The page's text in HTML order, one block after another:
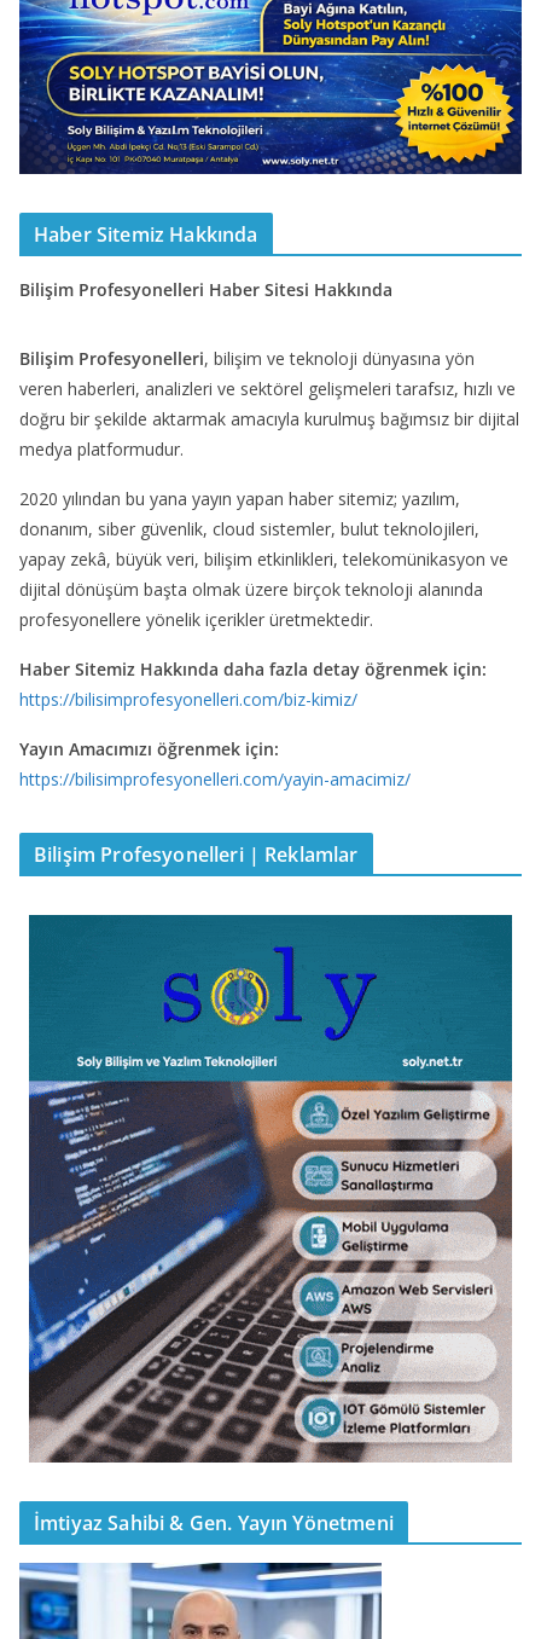
Haber Sitemiz Hakkında
Bilişim Profesyonelleri Haber Sitesi Hakkında
Bilişim Profesyonelleri, bilişim ve teknoloji dünyasına yön
veren haberleri, analizleri ve sektörel gelişmeleri tarafsız, hızlı ve
doğru bir şekilde aktarmak amacıyla kurulmuş bağımsız bir dijital
medya platformudur.
2020 yılından bu yana yayın yapan haber sitemiz; yazılım,
donanım, siber güvenlik, cloud sistemler, bulut teknolojileri,
yapay zekâ, büyük veri, bilişim etkinlikleri, telekomünikasyon ve
dijital dönüşüm başta olmak üzere birçok teknoloji alanında
profesyonellere yönelik içerikler üretmektedir.
Haber Sitemiz Hakkında daha fazla detay öğrenmek için:
https://bilisimprofesyonelleri.com/biz-kimiz/
Yayın Amacımızı öğrenmek için:
https://bilisimprofesyonelleri.com/yayin-amacimiz/
Bilişim Profesyonelleri | Reklamlar
İmtiyaz Sahibi & Gen. Yayın Yönetmeni